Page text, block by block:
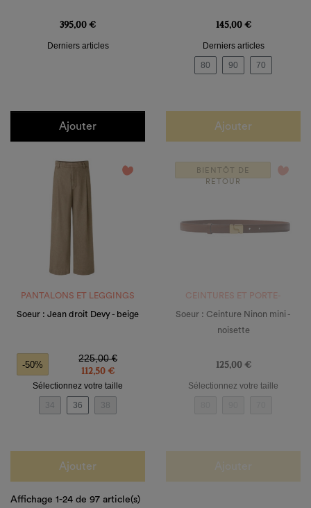
395,00 €
Derniers articles
Ajouter
145,00 €
Derniers articles
80
90 70
Ajouter
favorite_border
PANTALONS ET LEGGINGS
Soeur : Jean droit Devy - beige
Prix de base
225,00 €
-50%
Prix
112,50 €
Sélectionnez votre taille
34
36 38
Ajouter
BIENTÔT DE
RETOUR
favorite_border
CEINTURES ET PORTE-
MONNAIE
Soeur : Ceinture Ninon mini -
noisette
125,00 €
Sélectionnez votre taille
Affichage 1-24 de 97 article(s)